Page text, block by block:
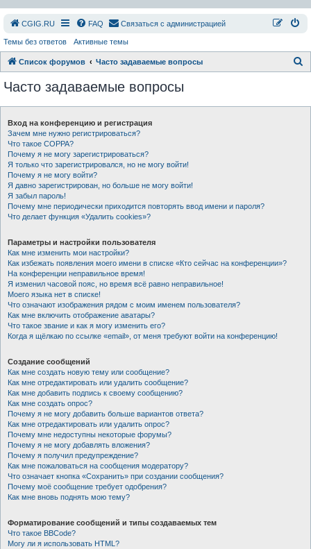
СGIG.RU FAQ Связаться с администрацией
Темы без ответов Активные темы
Список форумов Часто задаваемые вопросы
Часто задаваемые вопросы
Вход на конференцию и регистрация
Зачем мне нужно регистрироваться?
Что такое COPPA?
Почему я не могу зарегистрироваться?
Я только что зарегистрировался, но не могу войти!
Почему я не могу войти?
Я давно зарегистрирован, но больше не могу войти!
Я забыл пароль!
Почему мне периодически приходится повторять ввод имени и пароля?
Что делает функция «Удалить cookies»?
Параметры и настройки пользователя
Как мне изменить мои настройки?
Как избежать появления моего имени в списке «Кто сейчас на конференции»?
На конференции неправильное время!
Я изменил часовой пояс, но время всё равно неправильное!
Моего языка нет в списке!
Что означают изображения рядом с моим именем пользователя?
Как мне включить отображение аватары?
Что такое звание и как я могу изменить его?
Когда я щёлкаю по ссылке «email», от меня требуют войти на конференцию!
Создание сообщений
Как мне создать новую тему или сообщение?
Как мне отредактировать или удалить сообщение?
Как мне добавить подпись к своему сообщению?
Как мне создать опрос?
Почему я не могу добавить больше вариантов ответа?
Как мне отредактировать или удалить опрос?
Почему мне недоступны некоторые форумы?
Почему я не могу добавлять вложения?
Почему я получил предупреждение?
Как мне пожаловаться на сообщения модератору?
Что означает кнопка «Сохранить» при создании сообщения?
Почему моё сообщение требует одобрения?
Как мне вновь поднять мою тему?
Форматирование сообщений и типы создаваемых тем
Что такое BBCode?
Могу ли я использовать HTML?